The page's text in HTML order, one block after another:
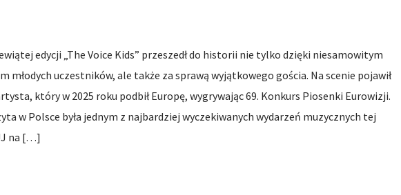
edycji „The Voice Kids” przeszedł do historii nie tylko dzięki niesamowitym
młodych uczestników, ale także za sprawą wyjątkowego gościa. Na scenie pojawił
który w 2025 roku podbił Europę, wygrywając 69. Konkurs Piosenki Eurowizji.
w Polsce była jednym z najbardziej wyczekiwanych wydarzeń muzycznych tej
na […]